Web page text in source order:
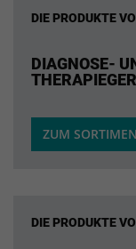
DIE PRODUKTE
DIAGNOSE-
ZUM
DIE PRODUKTE